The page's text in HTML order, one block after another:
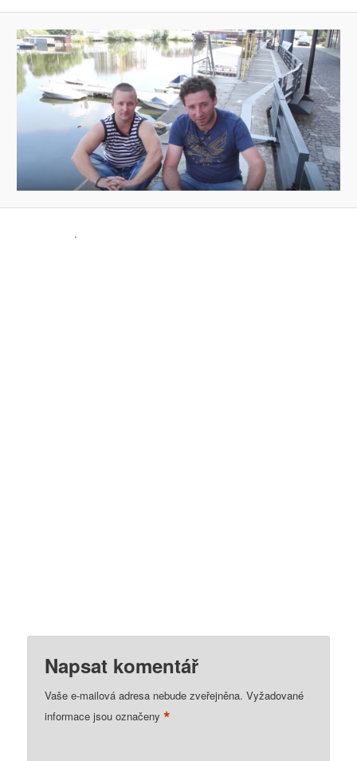
.
Napsat komentář
Vaše e-mailová adresa nebude zveřejněna. Vyžadované
informace jsou označeny*